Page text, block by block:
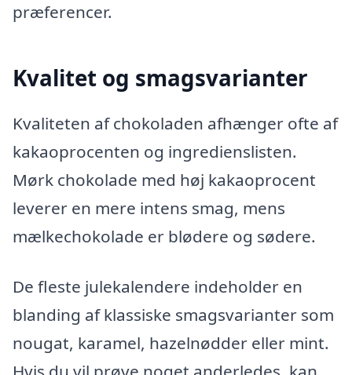
præferencer.
Kvalitet og smagsvarianter
Kvaliteten af chokoladen afhænger ofte af
kakaoprocenten og ingredienslisten.
Mørk chokolade med høj kakaoprocent
leverer en mere intens smag, mens
mælkechokolade er blødere og sødere.
De fleste julekalendere indeholder en
blanding af klassiske smagsvarianter som
nougat, karamel, hazelnødder eller mint.